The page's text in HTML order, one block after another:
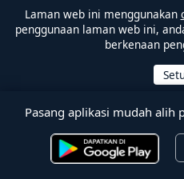
Laman web ini menggunakan
penggunaan laman web ini,
berkenaan
Pasang aplikasi mudah alih